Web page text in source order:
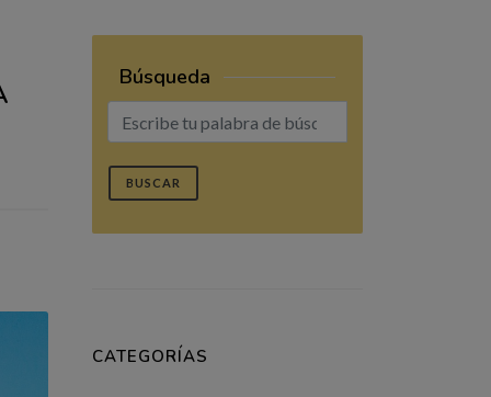
Búsqueda
BUSCAR
CATEGORÍAS